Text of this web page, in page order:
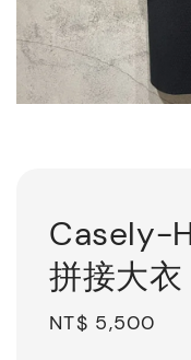
Casely-
拼接大
Regular
NT$ 5,500